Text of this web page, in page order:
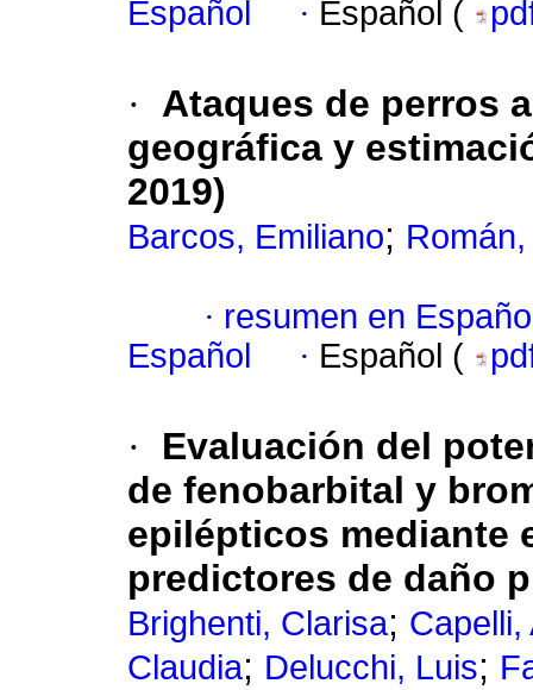
Español
· Español (
·
Ataques de perros
geográfica y
2019)
Barcos, Emiliano;
· resumen en
Español
· Español (
·
Evaluación del
de fenobarbital y
epilépticos mediante
predictores de daño
Brighenti, Clarisa; Capelli,
Claudia; Delucchi, Luis;